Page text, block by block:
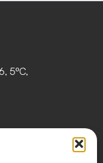
5ºC,